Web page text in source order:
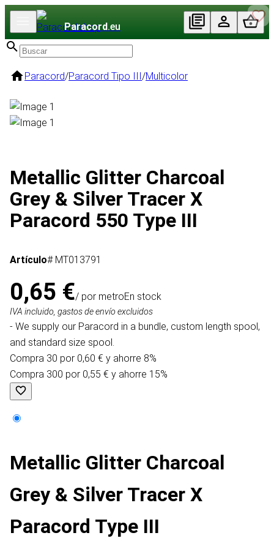
Paracord.eu
Paracord/Paracord Tipo III/Multicolor
Metallic Glitter Charcoal
Grey & Silver Tracer X
Paracord 550 Type III
Artículo# MT013791
0,65 €/ por metroEn stock
IVA incluido, gastos de envío excluidos
- We supply our Paracord in a bundle, custom length spool,
and standard size spool.
Compra 30 por 0,60 € y ahorre 8%
Compra 300 por 0,55 € y ahorre 15%
Metallic Glitter Charcoal
Grey & Silver Tracer X
Paracord Type III